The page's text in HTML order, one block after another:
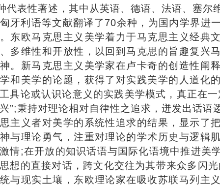
代表性著述，其中从英语、德语、法语、塞尔
牙利语等文献翻译了70余种，为国内学界进
东欧马克思主义美学着力于马克思主义经典
多维性和开放性，以回到马克思的旨趣复兴
。新马克思主义美学家在卢卡奇的创造性阐
和美学的论题，获得了对实践美学的人道化
具论或认识论意义的实践美学模式，真正在
”;秉持对理论相对自律性之追求，迸发出话语
主义者对美学的系统性追求的结果，显示了
与理论勇气，注重对理论的学术历史与逻辑
情;在开放的知识话语与国际化语境中推进美
想的直接对话，跨文化交往为其带来众多闪
与现实土壤，东欧理论家在吸收苏联马列主